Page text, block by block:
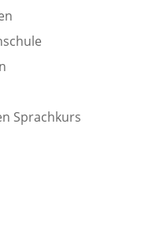
Sprachkurs